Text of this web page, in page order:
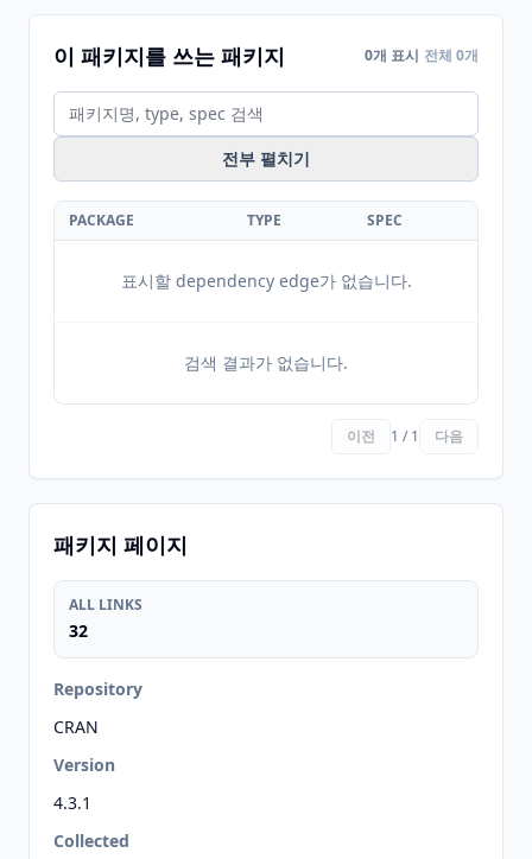
이 패키지를 쓰는 패키지 0개 표시 전체 0개
전부 펼치기
PACKAGE TYPE SPEC
표시할 dependency edge가 없습니다.
검색 결과가 없습니다.
이전 1 / 1 다음
패키지 페이지
ALL LINKS
32
Repository
CRAN
Version
4.3.1
Collected